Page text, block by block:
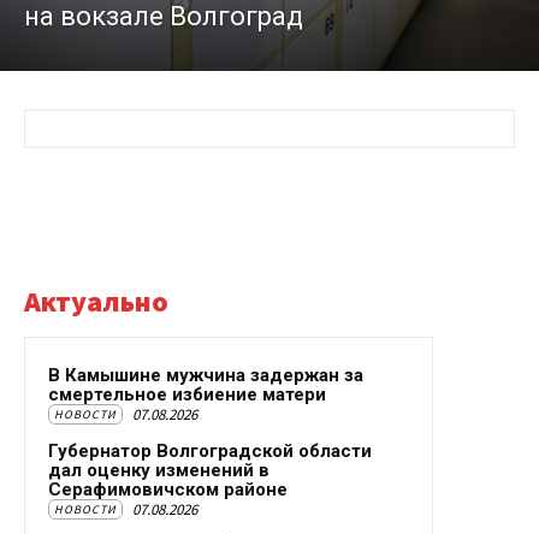
на вокзале Волгоград
Актуально
В Камышине мужчина задержан за
смертельное избиение матери
НОВОСТИ 07.08.2026
Губернатор Волгоградской области
дал оценку изменений в
Серафимовичском районе
НОВОСТИ 07.08.2026